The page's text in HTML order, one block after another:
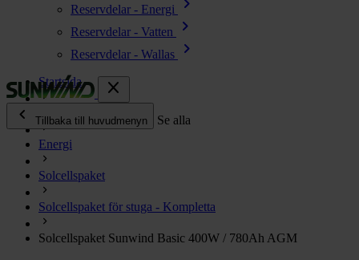
Reservdelar - Energi
Reservdelar - Vatten chevron_right
Reservdelar - Wallas
chevron_right
close
chevron_left
Tillbaka till huvudmenyn Se alla
Energi
Kök & Gasol
Värme chevron_right
Vatten chevron_right
Startsida
Energi
Solcellspaket
Solcellspaket för stuga - Kompletta
Solcellspaket Sunwind Basic 400W / 780Ah AGM